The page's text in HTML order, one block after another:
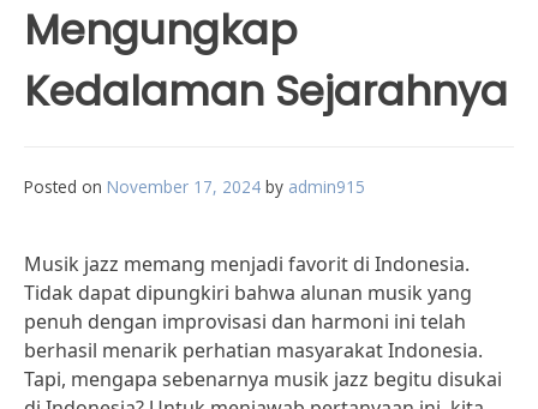
Mengungkap
Kedalaman Sejarahnya
Posted on November 17, 2024 by admin915
Musik jazz memang menjadi favorit di Indonesia.
Tidak dapat dipungkiri bahwa alunan musik yang
penuh dengan improvisasi dan harmoni ini telah
berhasil menarik perhatian masyarakat Indonesia.
Tapi, mengapa sebenarnya musik jazz begitu disukai